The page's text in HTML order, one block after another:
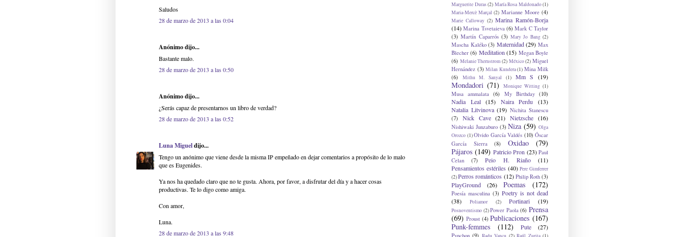
Saludos
28 de marzo de 2013 a las 0:04
Anónimo dijo...
Bastante malo.
28 de marzo de 2013 a las 0:50
Anónimo dijo...
¿Serás capaz de presentarnos un libro de verdad?
28 de marzo de 2013 a las 0:52
Luna Migueldijo...
Tengo un anónimo que viene desde la misma IP empeñado en dejar comentarios a propósito de lo malo
que es Eugenides.
Ya nos ha quedado claro que no te gusta. Ahora, por favor, a disfrutar del día y a hacer cosas
productivas. Te lo digo como amiga.
Con amor,
Luna.
28 de marzo de 2013 a las 9:48
Marguerite Duras(2) María Rosa Maldonado(1)
Maria-Mercè Marçal (2) Marianne Moore (4)
Marie Calloway (2) Marina Ramón-Borja
(14) Marina Tsvetaieva (6) Mark C Taylor
(3) Martín Caparrós (3) Mary Jo Bang (2)
Mascha Kaléko (3) Maternidad (29) Max
Blecher (6) Meditation (15) Megan Boyle
(6) Melanie Thernstrom (2) México (2) Miguel
Hernández (3) Milan Kundera(1) Mina Milk
(6)
Mithu M. Sanyal (1) Mm S (19)
Mondadori (71) Monique Witting (1)
Musa ammalata (6) My Birthday (10)
Nadia Leal (15) Naira Perdu
(13)
Natalia Litvinova (19) Nichita Stanescu
(7)
Nick Cave (21) Nietzsche (16)
Nishiwaki Junzaburo (3) Niza (59) Olga
Orozco (1)Olvido García Valdés (10) Óscar
García Sierra
(8) Oxidao
(79)
Pájaros (149) Patricio Pron (23) Paul
Celan
(7) Peio H. Riaño
(11)
Pensamientos estériles (40) Pere Gimferrer
(2)Perros románticos (12) Philip Roth (3)
PlayGround (26) Poemas (172)
Poesía masculina (3) Poetry is not dead
(38)
Poliamor (2) Portinari (19)
Posnoventismo (2) Power Paola (6) Prensa
(69) Proust (4) Publicaciones (167)
Punk-femmes
(112) Pute (27)
Pynchon (9) Radu Vancu (2) Raúl Zurita (1)